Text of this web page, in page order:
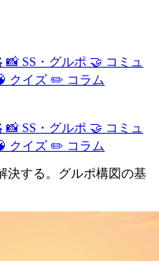
📸 SS・グルポ 🤝 コミュ
クイズ ✏️ コラム
📸 SS・グルポ 🤝 コミュ
クイズ ✏️ コラム
決する。グルポ構図の基